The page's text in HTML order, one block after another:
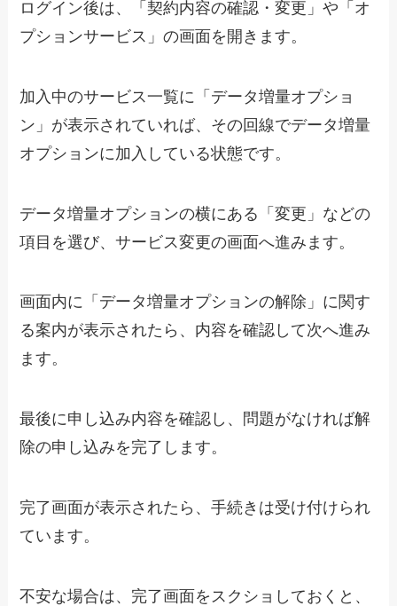
ログイン後は、「契約内容の確認・変更」や「オ
プションサービス」の画面を開きます。
加入中のサービス一覧に「データ増量オプショ
ン」が表示されていれば、その回線でデータ増量
オプションに加入している状態です。
データ増量オプションの横にある「変更」などの
項目を選び、サービス変更の画面へ進みます。
画面内に「データ増量オプションの解除」に関す
る案内が表示されたら、内容を確認して次へ進み
ます。
最後に申し込み内容を確認し、問題がなければ解
除の申し込みを完了します。
完了画面が表示されたら、手続きは受け付けられ
ています。
不安な場合は、完了画面をスクショしておくと、